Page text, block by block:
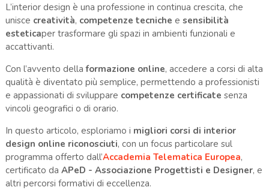
L’interior design è una professione in continua crescita, che
unisce creatività, competenze tecniche e sensibilità
esteticaper trasformare gli spazi in ambienti funzionali e
accattivanti.
Con l’avvento della formazione online, accedere a corsi di alta
qualità è diventato più semplice, permettendo a professionisti
e appassionati di sviluppare competenze certificate senza
vincoli geografici o di orario.
In questo articolo, esploriamo i migliori corsi di interior
design online riconosciuti, con un focus particolare sul
programma offerto dall’Accademia Telematica Europea,
certificato da APeD - Associazione Progettisti e Designer, e
altri percorsi formativi di eccellenza.